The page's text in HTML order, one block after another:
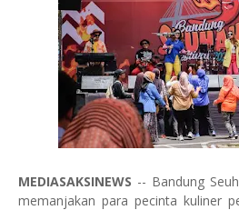
MEDIASAKSINEWS -- Bandung
memanjakan para pecinta kuliner